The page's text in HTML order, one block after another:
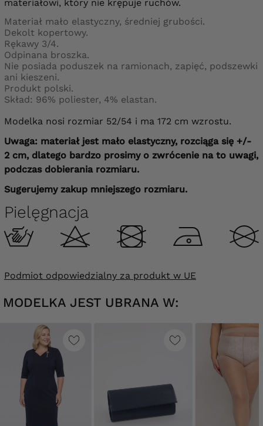
materiałowi, który nie krępuje ruchów.
Materiał mało elastyczny, średniej grubości.
Dekolt kopertowy.
Rękawy 3/4.
Odpinana broszka.
Nie posiada poduszek na ramionach, zapięć, podszewki
ani kieszeni.
Produkt polski.
Skład: 96% poliester, 4% elastan.
Modelka nosi rozmiar 52/54 i ma 172 cm wzrostu.
Uwaga: materiał jest mało elastyczny, rozciąga się +/-
2 cm, dlatego bardzo prosimy o zwrócenie na to uwagi,
podczas dobierania rozmiaru.
Sugerujemy zakup mniejszego rozmiaru.
Pielęgnacja
Podmiot odpowiedzialny za produkt w UE
MODELKA JEST UBRANA W: